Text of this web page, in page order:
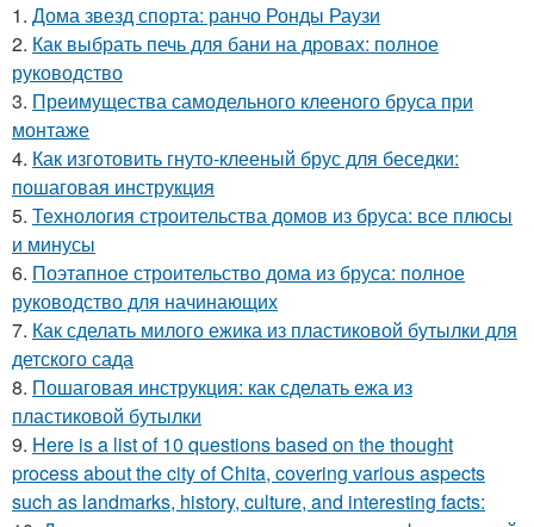
1. Дома звезд спорта: ранчо Ронды Раузи
2. Как выбрать печь для бани на дровах: полное
руководство
3. Преимущества самодельного клееного бруса при
монтаже
4. Как изготовить гнуто-клееный брус для беседки:
пошаговая инструкция
5. Технология строительства домов из бруса: все плюсы
и минусы
6. Поэтапное строительство дома из бруса: полное
руководство для начинающих
7. Как сделать милого ежика из пластиковой бутылки для
детского сада
8. Пошаговая инструкция: как сделать ежа из
пластиковой бутылки
9. Here is a list of 10 questions based on the thought
process about the city of Chita, covering various aspects
such as landmarks, history, culture, and interesting facts: